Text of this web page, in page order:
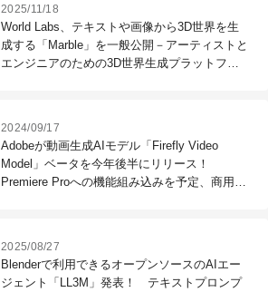
2025/11/18
World Labs、テキストや画像から3D世界を生
成する「Marble」を一般公開－アーティストと
エンジニアのための3D世界生成プラットフォ
2024/09/17
Adobeが動画生成AIモデル「Firefly Video
Model」ベータを今年後半にリリース！
Premiere Proへの機能組み込みを予定、商用利
2025/08/27
Blenderで利用できるオープンソースのAIエー
ジェント「LL3M」発表！ テキストプロンプ